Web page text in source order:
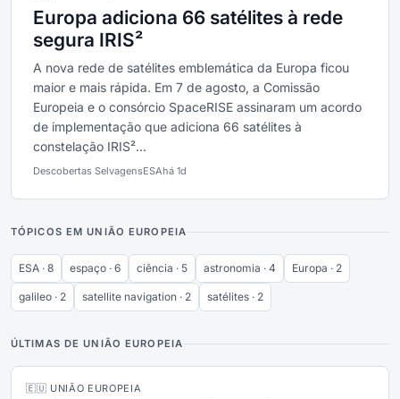
Europa adiciona 66 satélites à rede
segura IRIS²
A nova rede de satélites emblemática da Europa ficou
maior e mais rápida. Em 7 de agosto, a Comissão
Europeia e o consórcio SpaceRISE assinaram um acordo
de implementação que adiciona 66 satélites à
constelação IRIS²...
Descobertas SelvagensESAhá 1d
TÓPICOS EM UNIÃO EUROPEIA
ESA · 8 espaço · 6 ciência · 5 astronomia · 4 Europa · 2
galileo · 2 satellite navigation · 2 satélites · 2
ÚLTIMAS DE UNIÃO EUROPEIA
🇪🇺 UNIÃO EUROPEIA